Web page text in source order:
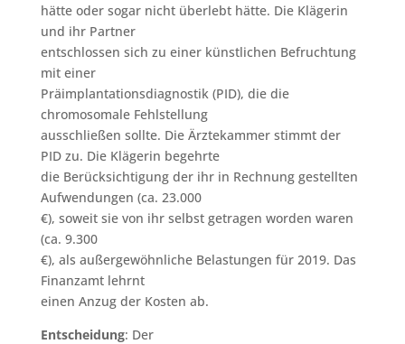
hätte oder sogar nicht überlebt hätte. Die Klägerin
und ihr Partner
entschlossen sich zu einer künstlichen Befruchtung
mit einer
Präimplantationsdiagnostik (PID), die die
chromosomale Fehlstellung
ausschließen sollte. Die Ärztekammer stimmt der
PID zu. Die Klägerin begehrte
die Berücksichtigung der ihr in Rechnung gestellten
Aufwendungen (ca. 23.000
€), soweit sie von ihr selbst getragen worden waren
(ca. 9.300
€), als außergewöhnliche Belastungen für 2019. Das
Finanzamt lehrnt
einen Anzug der Kosten ab.
Entscheidung: Der